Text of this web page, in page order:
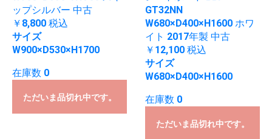
ップシルバー 中古
￥8,800 税込
サイズ
W900×D530×H1700
在庫数 0
ただいま品切れ中です。
GT32NN
W680×D400×H1600 ホワ
イト 2017年製 中古
￥12,100 税込
サイズ
W680×D400×H1600
在庫数 0
ただいま品切れ中です。